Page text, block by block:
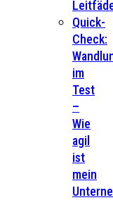
Quick-
Check:
im
Test
–
Wie
agil
ist
mein